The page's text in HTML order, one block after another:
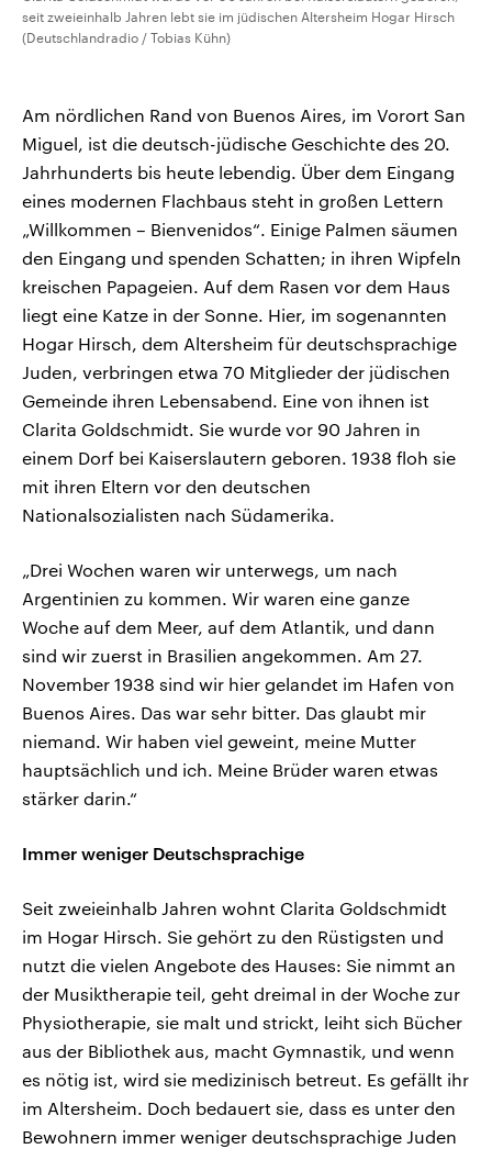
seit zweieinhalb Jahren lebt sie im jüdischen Altersheim Hogar Hirsch
(Deutschlandradio / Tobias Kühn)
Am nördlichen Rand von Buenos Aires, im Vorort San
Miguel, ist die deutsch-jüdische Geschichte des 20.
Jahrhunderts bis heute lebendig. Über dem Eingang
eines modernen Flachbaus steht in großen Lettern
„Willkommen – Bienvenidos“. Einige Palmen säumen
den Eingang und spenden Schatten; in ihren Wipfeln
kreischen Papageien. Auf dem Rasen vor dem Haus
liegt eine Katze in der Sonne. Hier, im sogenannten
Hogar Hirsch, dem Altersheim für deutschsprachige
Juden, verbringen etwa 70 Mitglieder der jüdischen
Gemeinde ihren Lebensabend. Eine von ihnen ist
Clarita Goldschmidt. Sie wurde vor 90 Jahren in
einem Dorf bei Kaiserslautern geboren. 1938 floh sie
mit ihren Eltern vor den deutschen
Nationalsozialisten nach Südamerika.
„Drei Wochen waren wir unterwegs, um nach
Argentinien zu kommen. Wir waren eine ganze
Woche auf dem Meer, auf dem Atlantik, und dann
sind wir zuerst in Brasilien angekommen. Am 27.
November 1938 sind wir hier gelandet im Hafen von
Buenos Aires. Das war sehr bitter. Das glaubt mir
niemand. Wir haben viel geweint, meine Mutter
hauptsächlich und ich. Meine Brüder waren etwas
stärker darin.“
Immer weniger Deutschsprachige
Seit zweieinhalb Jahren wohnt Clarita Goldschmidt
im Hogar Hirsch. Sie gehört zu den Rüstigsten und
nutzt die vielen Angebote des Hauses: Sie nimmt an
der Musiktherapie teil, geht dreimal in der Woche zur
Physiotherapie, sie malt und strickt, leiht sich Bücher
aus der Bibliothek aus, macht Gymnastik, und wenn
es nötig ist, wird sie medizinisch betreut. Es gefällt ihr
im Altersheim. Doch bedauert sie, dass es unter den
Bewohnern immer weniger deutschsprachige Juden